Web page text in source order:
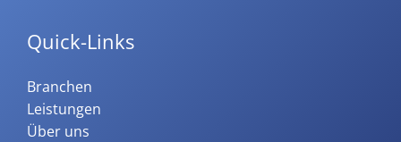
Quick-Links
Branchen
Leistungen
Über uns